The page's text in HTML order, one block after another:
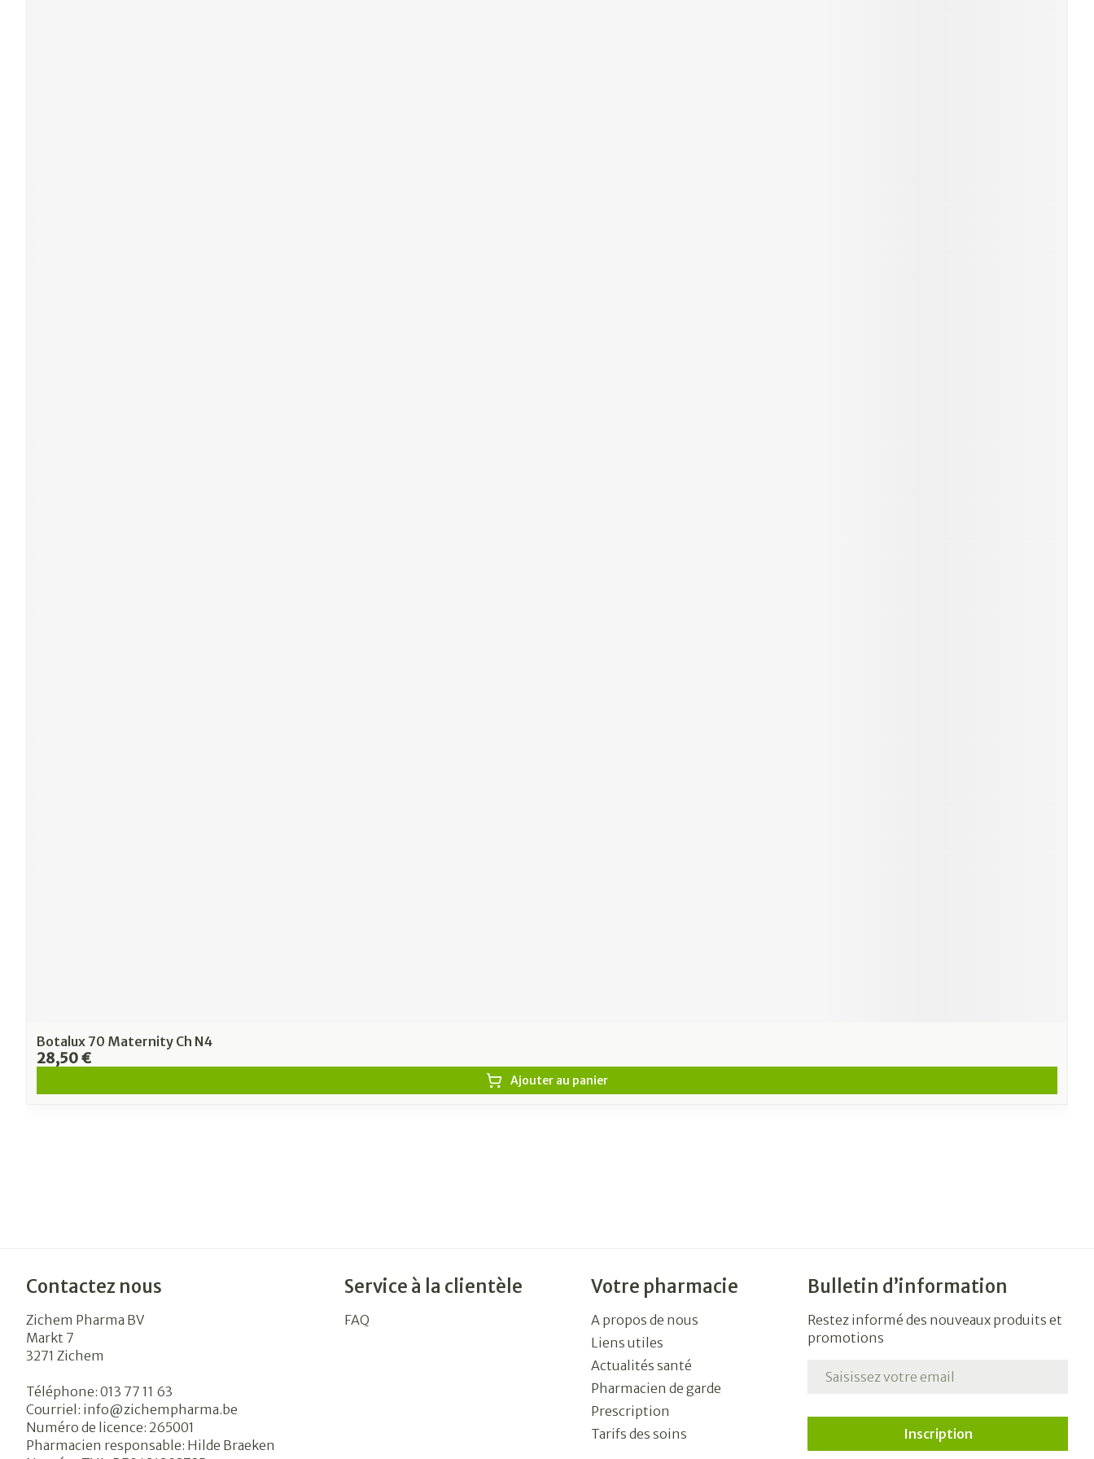
Botalux 70 Maternity Ch N4
28,50 €
Ajouter au panier
Contactez nous
Zichem Pharma BV
Markt 7
3271 Zichem
Téléphone: 013 77 11 63
Courriel: info@zichempharma.be
Numéro de licence: 265001
Pharmacien responsable: Hilde Braeken
Service à la clientèle
FAQ
Votre pharmacie
A propos de nous
Liens utiles
Actualités santé
Pharmacien de garde
Prescription
Tarifs des soins
Bulletin d’information
Restez informé des nouveaux produits et
promotions
Inscription